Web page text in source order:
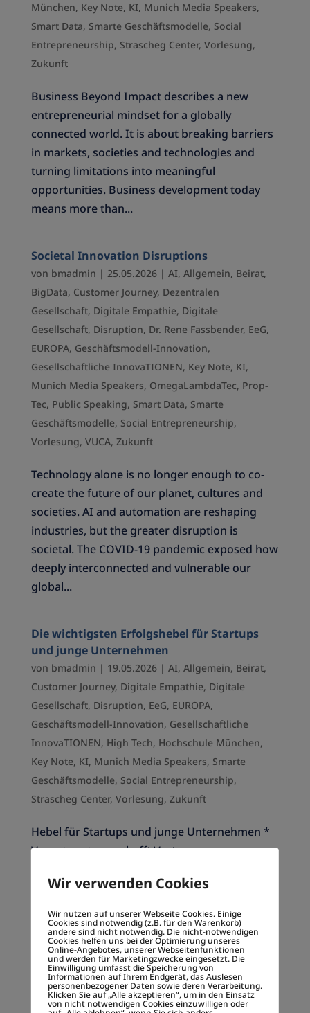
München, Key Note, KI, Munich Media Speakers,
Smart Data, Smarte Geschäftsmodelle, Social
Entrepreneurship, Strascheg Center, Vorlesung,
Zukunft
Business Beyond Impact describes a new
entrepreneurial mindset for a globally
connected world. It is about breaking barriers
in markets, societies and technologies and
turning limitations into meaningful
opportunities. Business development today
means more than...
Societal Innovation Disruptions
von bmadmin | 25.05.2026| AI, Allgemein, Beirat,
BigData, Customer Journey, Dezentralen
Gesellschaft, Digitale Empathie, Digitale
Gesellschaft, Disruption, Dr. Rene Fassbender, EeG,
EUROPA, Geschäftsmodell-Innovation,
Gesellschaftliche InnovaTIONEN, Key Note, KI,
Munich Media Speakers, OmegaLambdaTec, Prop-
Tec, Public Speaking, Smart Data, Smarte
Geschäftsmodelle, Social Entrepreneurship,
Vorlesung, VUCA, Zukunft
Technology alone is no longer enough to co-
create the future of our planet, cultures and
societies. AI and automation are reshaping
industries, but the greater disruption is
societal. The COVID-19 pandemic exposed how
deeply interconnected and vulnerable our
global...
Die wichtigsten Erfolgshebel für Startups
und junge Unternehmen
von bmadmin | 19.05.2026| AI, Allgemein, Beirat,
Customer Journey, Digitale Empathie, Digitale
Gesellschaft, Disruption, EeG, EUROPA,
Geschäftsmodell-Innovation, Gesellschaftliche
InnovaTIONEN, High Tech, Hochschule München,
Key Note, KI, Munich Media Speakers, Smarte
Geschäftsmodelle, Social Entrepreneurship,
Strascheg Center, Vorlesung, Zukunft
Hebel für Startups und junge Unternehmen *
Verantwortung schafft Vertrauen,
Unternehmenskultur plus Geschwindigkeit
leben * Team, Innovation & Timing schaffen
langfristige Synergien Startups entwickeln
nicht einfach Produkte oder...
Universitäten müssen sich für das
intelligente Zeitalter neu erfinden
Wir verwenden Cookies
Wir nutzen auf unserer Webseite Cookies. Einige
Cookies sind notwendig (z.B. für den Warenkorb)
andere sind nicht notwendig. Die nicht-notwendigen
Cookies helfen uns bei der Optimierung unseres
Online-Angebotes, unserer Webseitenfunktionen
und werden für Marketingzwecke eingesetzt. Die
Einwilligung umfasst die Speicherung von
Informationen auf Ihrem Endgerät, das Auslesen
personenbezogener Daten sowie deren Verarbeitung.
Klicken Sie auf „Alle akzeptieren“, um in den Einsatz
von nicht notwendigen Cookies einzuwilligen oder